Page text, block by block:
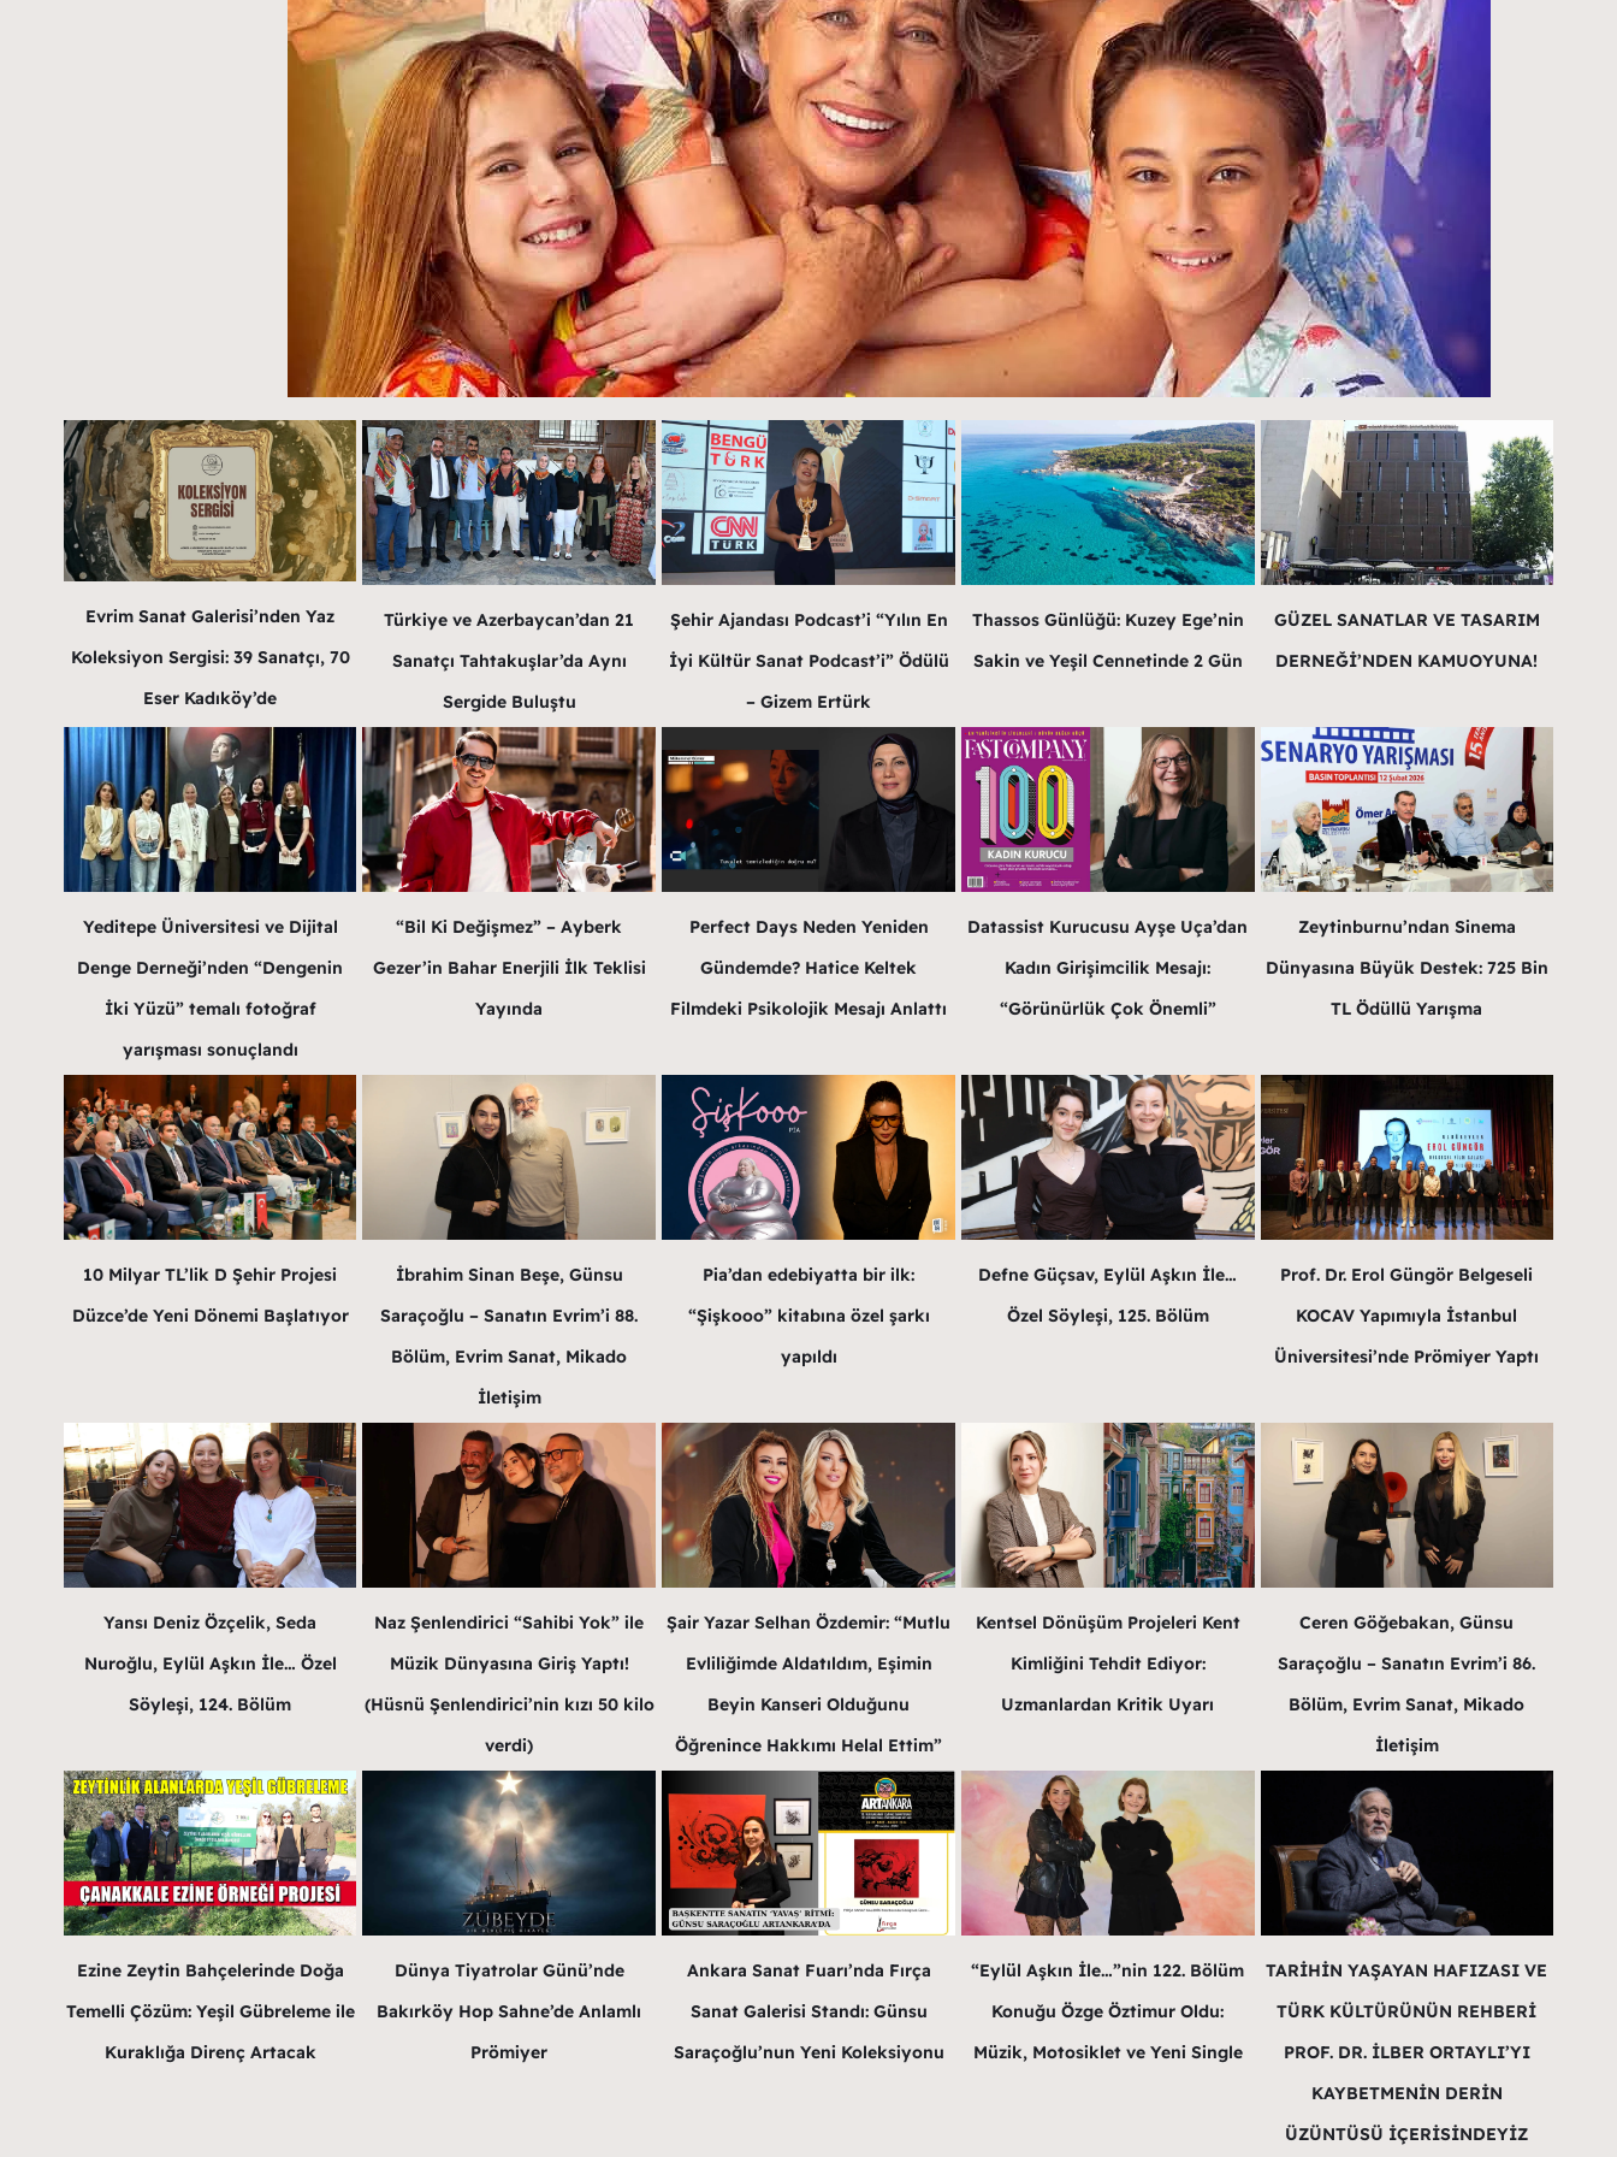
Evrim Sanat Galerisi’nden Yaz
Koleksiyon Sergisi: 39 Sanatçı, 70
Eser Kadıköy’de
Türkiye ve Azerbaycan’dan 21
Sanatçı Tahtakuşlar’da Aynı
Sergide Buluştu
Şehir Ajandası Podcast’i “Yılın En
İyi Kültür Sanat Podcast’i” Ödülü
– Gizem Ertürk
Thassos Günlüğü: Kuzey Ege’nin
Sakin ve Yeşil Cennetinde 2 Gün
GÜZEL SANATLAR VE TASARIM
DERNEĞİ’NDEN KAMUOYUNA!
Yeditepe Üniversitesi ve Dijital
Denge Derneği’nden “Dengenin
İki Yüzü” temalı fotoğraf
yarışması sonuçlandı
“Bil Ki Değişmez” – Ayberk
Gezer’in Bahar Enerjili İlk Teklisi
Yayında
Perfect Days Neden Yeniden
Gündemde? Hatice Keltek
Filmdeki Psikolojik Mesajı Anlattı
Datassist Kurucusu Ayşe Uça’dan
Kadın Girişimcilik Mesajı:
“Görünürlük Çok Önemli”
Zeytinburnu’ndan Sinema
Dünyasına Büyük Destek: 725 Bin
TL Ödüllü Yarışma
10 Milyar TL’lik D Şehir Projesi
Düzce’de Yeni Dönemi Başlatıyor
İbrahim Sinan Beşe, Günsu
Saraçoğlu – Sanatın Evrim’i 88.
Bölüm, Evrim Sanat, Mikado
İletişim
Pia’dan edebiyatta bir ilk:
“Şişkooo” kitabına özel şarkı
yapıldı
Defne Güçsav, Eylül Aşkın İle…
Özel Söyleşi, 125. Bölüm
Prof. Dr. Erol Güngör Belgeseli
KOCAV Yapımıyla İstanbul
Üniversitesi’nde Prömiyer Yaptı
Yansı Deniz Özçelik, Seda
Nuroğlu, Eylül Aşkın İle… Özel
Söyleşi, 124. Bölüm
Naz Şenlendirici “Sahibi Yok” ile
Müzik Dünyasına Giriş Yaptı!
(Hüsnü Şenlendirici’nin kızı 50 kilo
verdi)
Şair Yazar Selhan Özdemir: “Mutlu
Evliliğimde Aldatıldım, Eşimin
Beyin Kanseri Olduğunu
Öğrenince Hakkımı Helal Ettim”
Kentsel Dönüşüm Projeleri Kent
Kimliğini Tehdit Ediyor:
Uzmanlardan Kritik Uyarı
Ceren Göğebakan, Günsu
Saraçoğlu – Sanatın Evrim’i 86.
Bölüm, Evrim Sanat, Mikado
İletişim
Ezine Zeytin Bahçelerinde Doğa
Temelli Çözüm: Yeşil Gübreleme ile
Kuraklığa Direnç Artacak
Dünya Tiyatrolar Günü’nde
Bakırköy Hop Sahne’de Anlamlı
Prömiyer
Ankara Sanat Fuarı’nda Fırça
Sanat Galerisi Standı: Günsu
Saraçoğlu’nun Yeni Koleksiyonu
“Eylül Aşkın İle…”nin 122. Bölüm
Konuğu Özge Öztimur Oldu:
Müzik, Motosiklet ve Yeni Single
TARİHİN YAŞAYAN HAFIZASI VE
TÜRK KÜLTÜRÜNÜN REHBERİ
PROF. DR. İLBER ORTAYLI’YI
KAYBETMENİN DERİN
ÜZÜNTÜSÜ İÇERİSİNDEYİZ